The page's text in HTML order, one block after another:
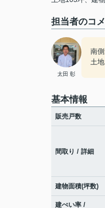
担当者のコ
太田 彰
南
土
基本情報
販売戸数
間取り / 詳細
建物面積(坪数)
建ぺい率 /